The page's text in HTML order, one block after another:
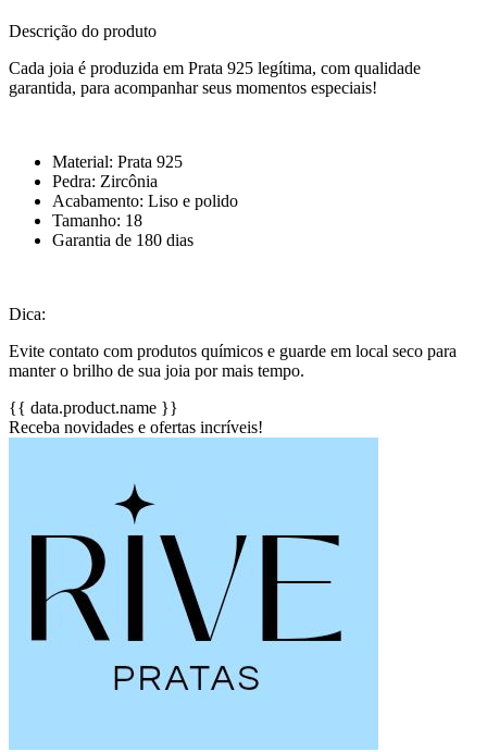
Descrição do produto
Cada joia é produzida em Prata 925 legítima, com qualidade
garantida, para acompanhar seus momentos especiais!
Material: Prata 925
Pedra: Zircônia
Acabamento: Liso e polido
Tamanho: 18
Garantia de 180 dias
Dica:
Evite contato com produtos químicos e guarde em local seco para
manter o brilho de sua joia por mais tempo.
{{ data.product.name }}
Receba novidades e ofertas incríveis!